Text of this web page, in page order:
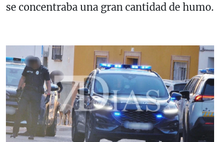
se concentraba una gran cantidad de humo.